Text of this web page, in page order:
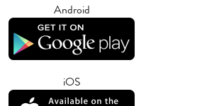
Android
iOS